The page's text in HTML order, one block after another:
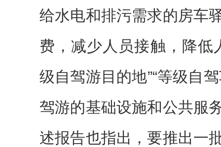
给水电和排污需求的房车
费，减少人员接触，降低
级自驾游目的地”“等级自
驾游的基础设施和公共服
述报告也指出，要推出一